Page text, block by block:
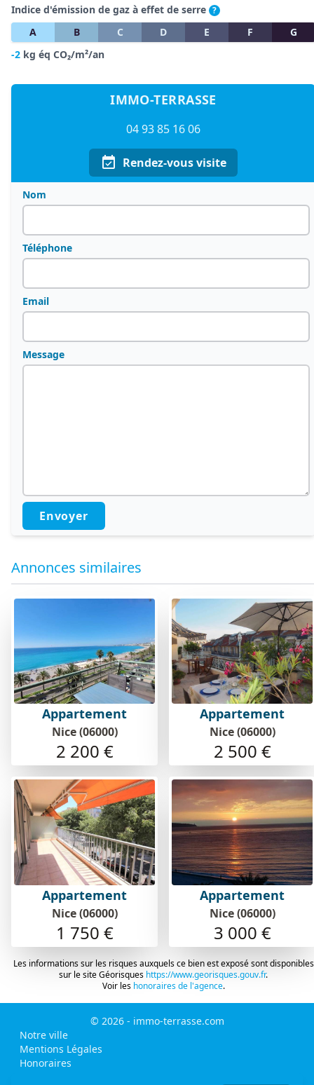
Indice d'émission de gaz à effet de serre ?
A B C D E F
G
-2 kg éq CO₂/m²/an
IMMO-TERRASSE
04 93 85 16 06
Rendez-vous visite
Nom
Téléphone
Email
Message
Envoyer
Annonces similaires
Appartement
Nice (06000)
2 200 €
Appartement
Nice (06000)
2 500 €
Appartement
Nice (06000)
1 750 €
Appartement
Nice (06000)
3 000 €
Les informations sur les risques auxquels ce bien est exposé sont disponibles
sur le site Géorisques https://www.georisques.gouv.fr.
Voir les honoraires de l'agence.
© 2026 - immo-terrasse.com
Notre ville
Mentions Légales
Honoraires